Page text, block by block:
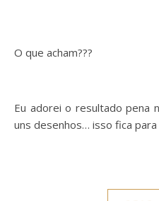
O que acham???
Eu adorei o resultado pena
uns desenhos… isso fica